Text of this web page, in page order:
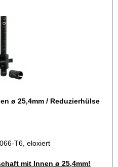
ø 25,4mm / Reduzierhülse
T6, eloxiert
mit Innen ø 25,4mm!